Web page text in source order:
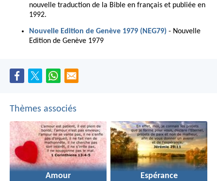
nouvelle traduction de la Bible en français et publiée en
1992.
Nouvelle Edition de Genève 1979 (NEG79) - Nouvelle
Edition de Genève 1979
Thèmes associés
Amour Espérance